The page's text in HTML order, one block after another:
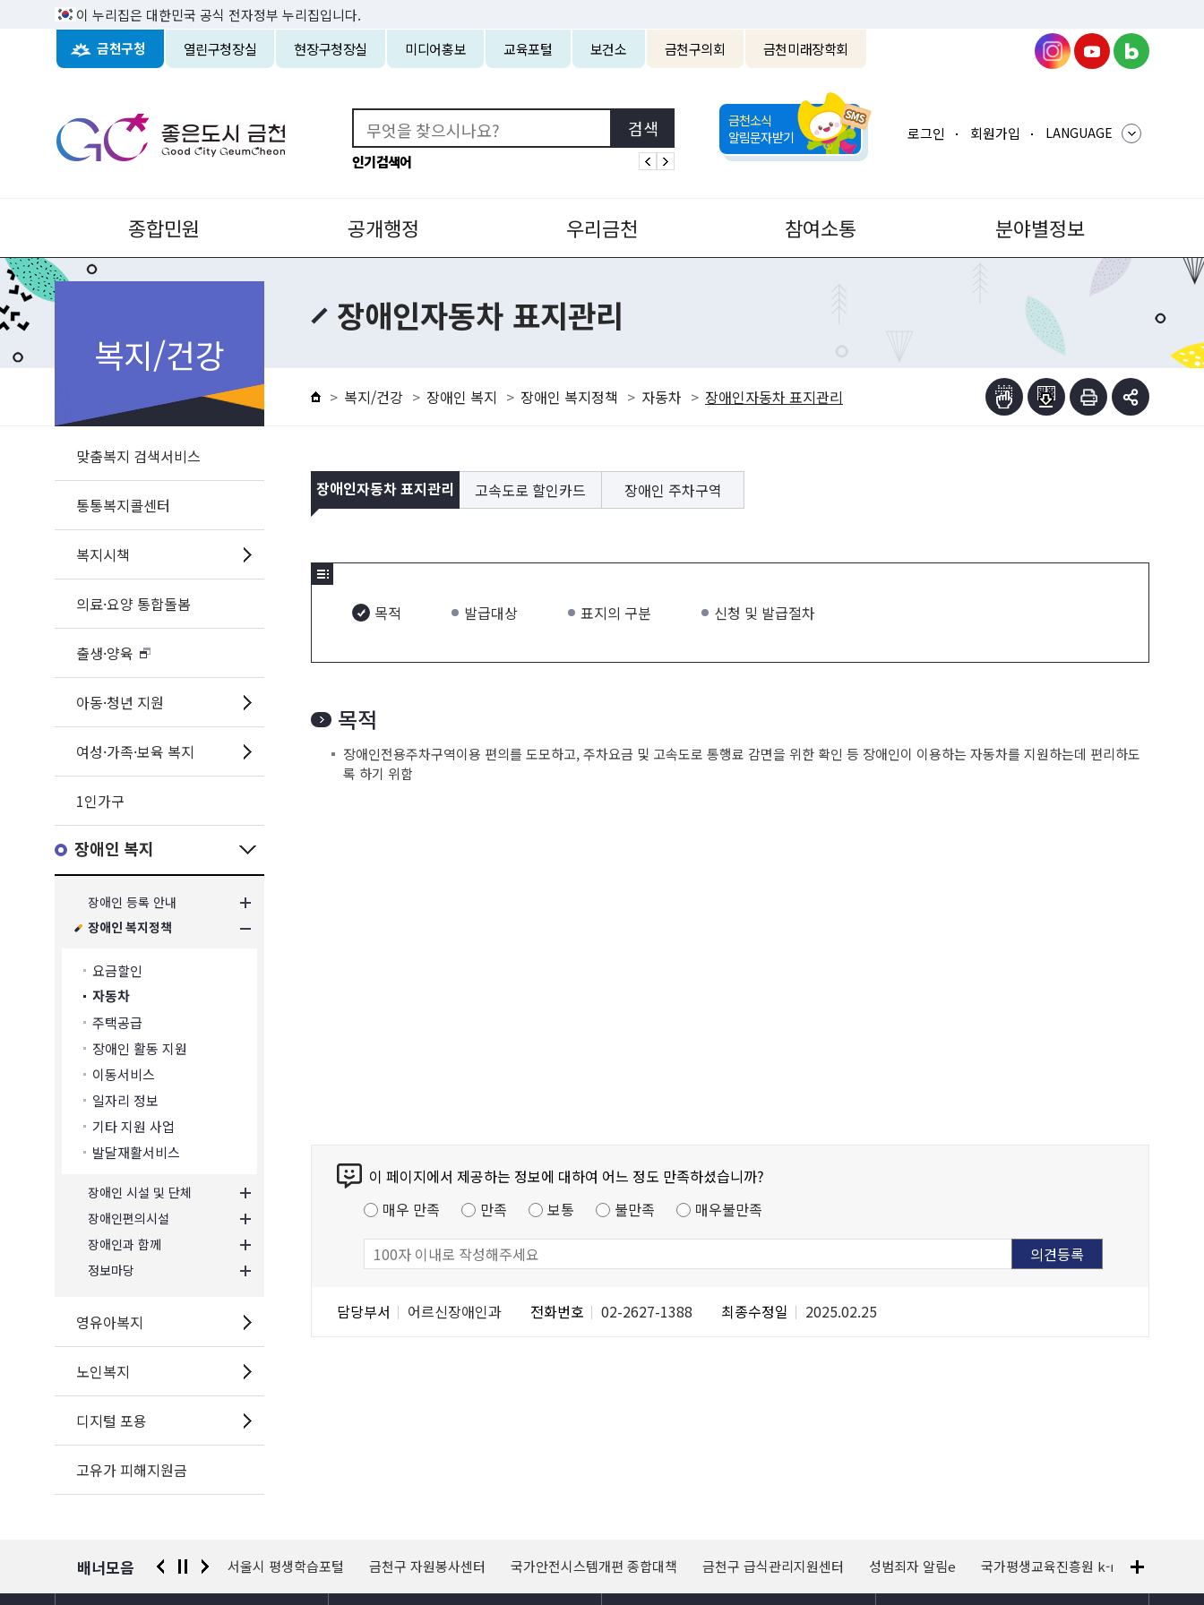
이 누리집은 대한민국 공식 전자정부 누리집입니다.
금천구청 열린구청장실 현장구청장실 미디어홍보 교육포털 보건소 금천구의회 금천미래장학회
인기검색어
금천소식
알림문자받기
로그인 회원가입 LANGUAGE
종합민원 공개행정 우리금천 참여소통 분야별정보
복지/건강
맞춤복지 검색서비스
통통복지콜센터
복지시책
의료·요양 통합돌봄
출생·양육
아동·청년 지원
여성·가족·보육 복지
1인가구
장애인 복지
장애인 등록 안내
장애인 복지정책
요금할인
자동차
주택공급
장애인 활동 지원
이동서비스
일자리 정보
기타 지원 사업
발달재활서비스
장애인 시설 및 단체
장애인편의시설
장애인과 함께
정보마당
영유아복지
노인복지
디지털 포용
고유가 피해지원금
장애인자동차 표지관리
복지/건강 장애인 복지 장애인 복지정책 자동차 장애인자동차 표지관리
장애인자동차 표지관리 고속도로 할인카드 장애인 주차구역
목적 발급대상 표지의 구분 신청 및 발급절차
목적
장애인전용주차구역이용 편의를 도모하고, 주차요금 및 고속도로 통행료 감면을 위한 확인 등 장애인이 이용하는 자동차를 지원하는데 편리하도
록 하기 위함
이 페이지에서 제공하는 정보에 대하여 어느 정도 만족하셨습니까?
매우 만족
만족 보통 불만족 매우불만족
담당부서 어르신장애인과 전화번호 02-2627-1388 최종수정일 2025.02.25
배너모음
경찰청 유실물 통합포털 서울시 평생학습포털 금천구 자원봉사센터 국가안전시스템개편 종합대책 금천구 급식관리지원센터 성범죄자 알림e 국가평생교육진흥원 k-mooc